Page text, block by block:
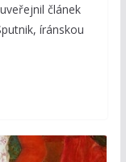
článek
íránskou